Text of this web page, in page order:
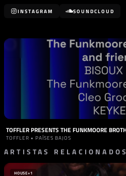
INSTAGRAM SOUNDCLOUD
TOFFLER • PAÍSES BAJOS
ARTISTAS RELACIONADOS
HOUSE+1